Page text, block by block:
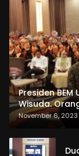
Presiden
Wisuda.
dan
November 6, 2023